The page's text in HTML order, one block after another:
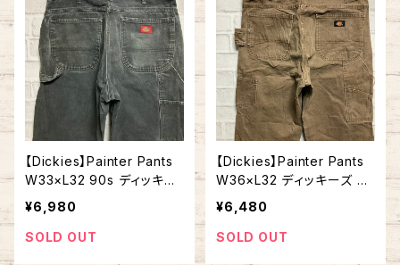
【Dickies】Painter Pants
W33×L32 90s ディッキー
ズ ペインターパンツ ワーク
パンツ ブラック ダック地 ゆ
るだぼ ビッグシルエット オ
¥6,980
SOLD OUT
【Dickies】Painter Pants
W36×L32 ディッキーズ ペ
インターパンツ ワークパン
ツ ベージュ アースカラー
ダック地 ゆるだぼ ビッグシ
¥6,480
SOLD OUT